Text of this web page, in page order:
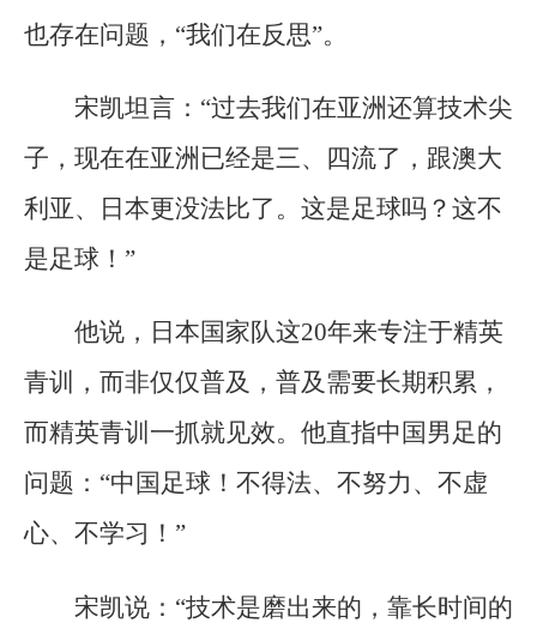
也存在问题，“我们在反思”。
宋凯坦言：“过去我们在亚洲还算技术尖
子，现在在亚洲已经是三、四流了，跟澳大
利亚、日本更没法比了。这是足球吗？这不
是足球！”
他说，日本国家队这20年来专注于精英
青训，而非仅仅普及，普及需要长期积累，
而精英青训一抓就见效。他直指中国男足的
问题：“中国足球！不得法、不努力、不虚
心、不学习！”
宋凯说：“技术是磨出来的，靠长时间的